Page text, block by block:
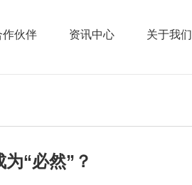
作伙伴 资讯中心 关于我们
“必然”？